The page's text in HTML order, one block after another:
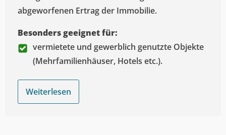
abgeworfenen Ertrag der Immobilie.
Besonders geeignet für:
vermietete und gewerblich genutzte Objekte
(Mehrfamilienhäuser, Hotels etc.).
Weiterlesen